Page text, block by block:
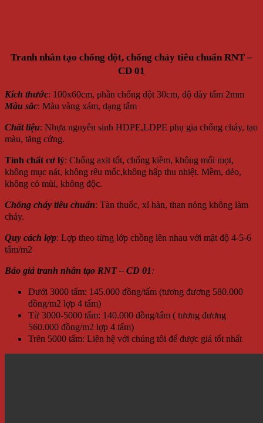
Tranh nhân tạo chống dột, chống cháy tiêu chuẩn RNT –
CD 01
Kích thước: 100x60cm, phần chống dột 30cm, độ dày tấm 2mm
Màu sắc: Màu vàng xám, dạng tấm
Chất liệu: Nhựa nguyên sinh HDPE,LDPE phụ gia chống cháy, tạo
màu, tăng cứng.
Tính chất cơ lý: Chống axit tốt, chống kiềm, không mối mọt,
không mục nát, không rêu mốc,không hấp thu nhiệt. Mềm, dẻo,
không có mùi, không độc.
Chống cháy tiêu chuẩn: Tàn thuốc, xỉ hàn, than nóng không làm
cháy.
Quy cách lợp: Lợp theo từng lớp chồng lên nhau với mật độ 4-5-6
tấm/m2
Báo giá tranh nhân tạo RNT – CD 01:
Dưới 3000 tấm: 145.000 đồng/tấm (tương đương 580.000
đồng/m2 lợp 4 tấm)
Từ 3000-5000 tấm: 140.000 đồng/tấm ( tương đương
560.000 đồng/m2 lợp 4 tấm)
Trên 5000 tấm: Liên hệ với chúng tôi để được giá tốt nhất